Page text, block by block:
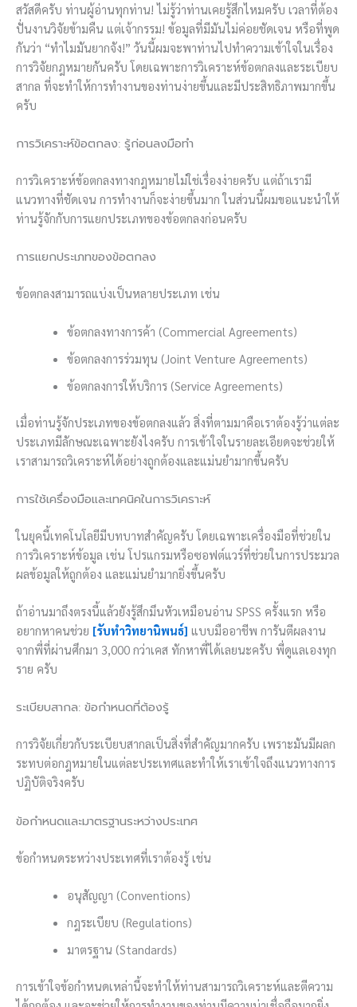
สวัสดีครับ ท่านผู้อ่านทุกท่าน! ไม่รู้ว่าท่านเคยรู้สึกไหมครับ เวลาที่ต้อง
ปั่นงานวิจัยข้ามคืน แต่เจ้ากรรม! ข้อมูลที่มีมันไม่ค่อยชัดเจน หรือที่พูด
กันว่า “ทำไมมันยากจัง!” วันนี้ผมจะพาท่านไปทำความเข้าใจในเรื่อง
การวิจัยกฎหมายกันครับ โดยเฉพาะการวิเคราะห์ข้อตกลงและระเบียบ
สากล ที่จะทำให้การทำงานของท่านง่ายขึ้นและมีประสิทธิภาพมากขึ้น
ครับ
การวิเคราะห์ข้อตกลง: รู้ก่อนลงมือทำ
การวิเคราะห์ข้อตกลงทางกฎหมายไม่ใช่เรื่องง่ายครับ แต่ถ้าเรามี
แนวทางที่ชัดเจน การทำงานก็จะง่ายขึ้นมาก ในส่วนนี้ผมขอแนะนำให้
ท่านรู้จักกับการแยกประเภทของข้อตกลงก่อนครับ
การแยกประเภทของข้อตกลง
ข้อตกลงสามารถแบ่งเป็นหลายประเภท เช่น
ข้อตกลงทางการค้า (Commercial Agreements)
ข้อตกลงการร่วมทุน (Joint Venture Agreements)
ข้อตกลงการให้บริการ (Service Agreements)
เมื่อท่านรู้จักประเภทของข้อตกลงแล้ว สิ่งที่ตามมาคือเราต้องรู้ว่าแต่ละ
ประเภทมีลักษณะเฉพาะยังไงครับ การเข้าใจในรายละเอียดจะช่วยให้
เราสามารถวิเคราะห์ได้อย่างถูกต้องและแม่นยำมากขึ้นครับ
การใช้เครื่องมือและเทคนิคในการวิเคราะห์
ในยุคนี้เทคโนโลยีมีบทบาทสำคัญครับ โดยเฉพาะเครื่องมือที่ช่วยใน
การวิเคราะห์ข้อมูล เช่น โปรแกรมหรือซอฟต์แวร์ที่ช่วยในการประมวล
ผลข้อมูลให้ถูกต้อง และแม่นยำมากยิ่งขึ้นครับ
ถ้าอ่านมาถึงตรงนี้แล้วยังรู้สึกมึนหัวเหมือนอ่าน SPSS ครั้งแรก หรือ
อยากหาคนช่วย [รับทำวิทยานิพนธ์] แบบมืออาชีพ การันตีผลงาน
จากพี่ที่ผ่านศึกมา 3,000 กว่าเคส ทักหาพี่ได้เลยนะครับ พี่ดูแลเองทุก
ราย ครับ
ระเบียบสากล: ข้อกำหนดที่ต้องรู้
การวิจัยเกี่ยวกับระเบียบสากลเป็นสิ่งที่สำคัญมากครับ เพราะมันมีผลก
ระทบต่อกฎหมายในแต่ละประเทศและทำให้เราเข้าใจถึงแนวทางการ
ปฏิบัติจริงครับ
ข้อกำหนดและมาตรฐานระหว่างประเทศ
ข้อกำหนดระหว่างประเทศที่เราต้องรู้ เช่น
อนุสัญญา (Conventions)
กฎระเบียบ (Regulations)
มาตรฐาน (Standards)
การเข้าใจข้อกำหนดเหล่านี้จะทำให้ท่านสามารถวิเคราะห์และตีความ